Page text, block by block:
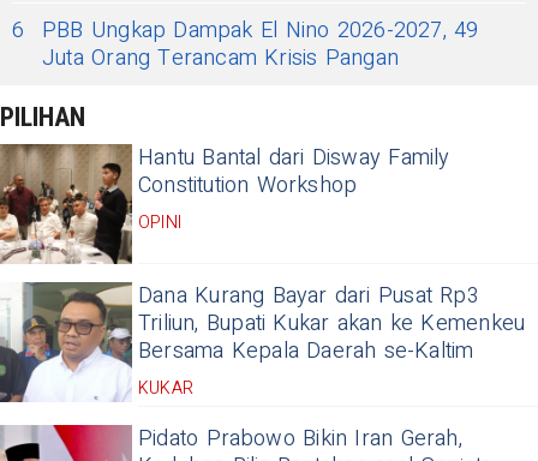
6
PBB Ungkap Dampak El Nino 2026-2027, 49
Juta Orang Terancam Krisis Pangan
PILIHAN
Hantu Bantal dari Disway Family
Constitution Workshop
OPINI
Dana Kurang Bayar dari Pusat Rp3
Triliun, Bupati Kukar akan ke Kemenkeu
Bersama Kepala Daerah se-Kaltim
KUKAR
Pidato Prabowo Bikin Iran Gerah,